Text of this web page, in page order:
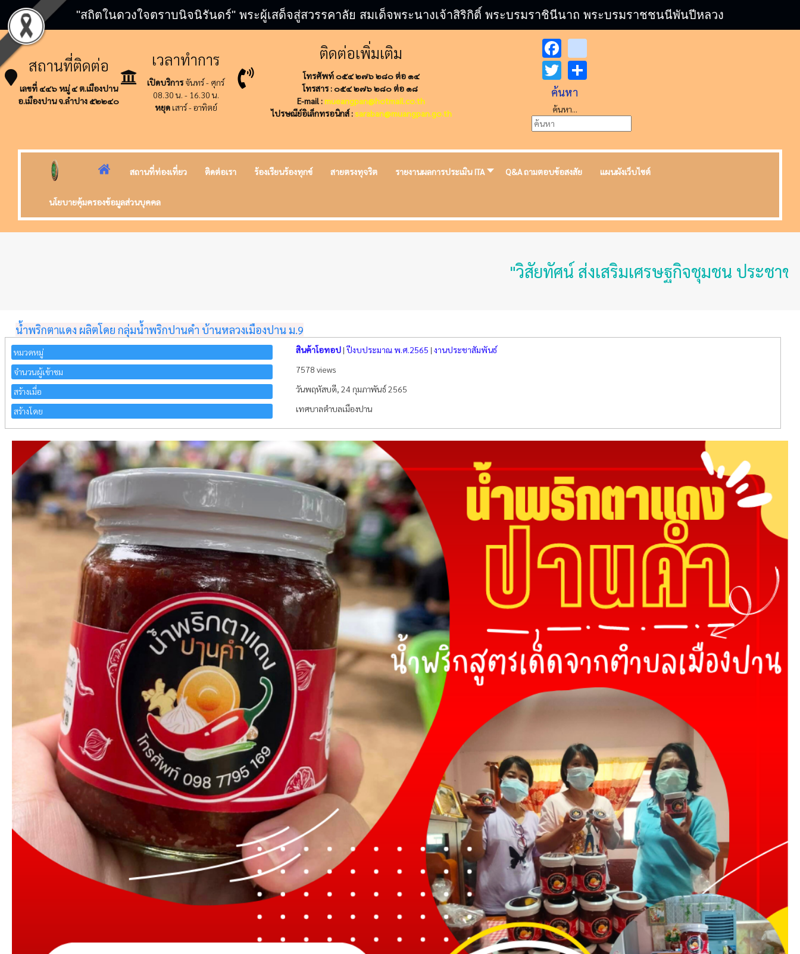
"สถิตในดวงใจตราบนิจนิรันดร์" พระผู้เสด็จสู่สวรรคาลัย สมเด็จพระนางเจ้าสิริกิติ์ พระบรมราชินีนาถ พระบรมราชชนนีพันปีหลวง
สถานที่ติดต่อ
เลขที่ ๔๔๖ หมู่ ๔ ต.เมืองปาน
อ.เมืองปาน จ.ลำปาง ๕๒๒๔๐
เวลาทำการ
เปิดบริการจันทร์ - ศุกร์
08.30 น. - 16.30 น.
หยุดเสาร์ - อาทิตย์
ติดต่อเพิ่มเติม
โทรศัพท์ ๐๕๔ ๒๗๖ ๒๘๐ ต่อ ๑๔
โทรสาร : ๐๕๔ ๒๗๖ ๒๘๐ ต่อ ๑๘
E-mail :mueangpan@hotmail.co.th
ไปรษณีย์อิเล็กทรอนิกส์ : saraban@muangpan.go.th
Facebook
Twitter
ค้นหา
ค้นหา...
สถานที่ท่องเที่ยว ติดต่อเรา ร้องเรียนร้องทุกข์ สายตรงทุจริต รายงานผลการประเมิน ITA Q&A ถามตอบข้อสงสัย แผนผังเว็บไซต์
นโยบายคุ้มครองข้อมูลส่วนบุคคล
"วิสัยทัศน์ ส่งเสริมเศรษฐกิจชุมชน ประชาชนมั่นคงปล
น้ำพริกตาแดง ผลิตโดย กลุ่มน้ำพริกปานคำ บ้านหลวงเมืองปาน ม.9
หมวดหมู่ สินค้าโอทอป |ปีงบประมาณ พ.ศ.2565 |งานประชาสัมพันธ์
จำนวนผู้เข้าชม 7578 views
สร้างเมื่อ วันพฤหัสบดี, 24 กุมภาพันธ์ 2565
สร้างโดย เทศบาลตำบลเมืองปาน